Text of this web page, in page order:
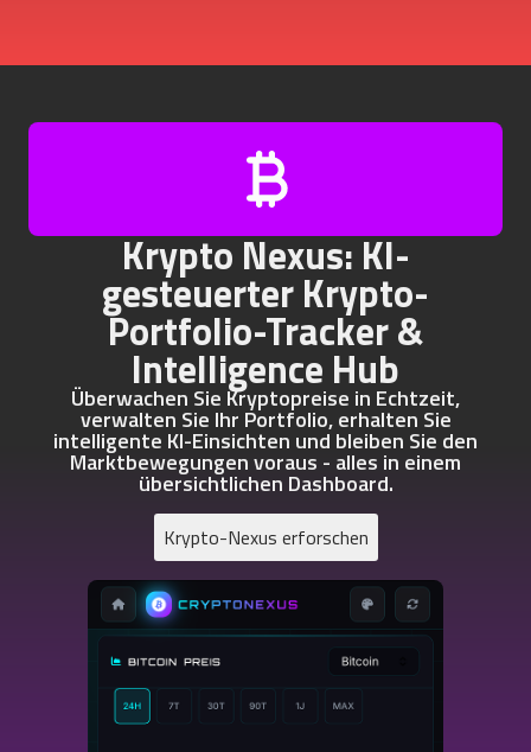
Krypto Nexus: KI-
gesteuerter Krypto-
Portfolio-Tracker &
Intelligence Hub
Überwachen Sie Kryptopreise in Echtzeit,
verwalten Sie Ihr Portfolio, erhalten Sie
intelligente KI-Einsichten und bleiben Sie den
Marktbewegungen voraus - alles in einem
übersichtlichen Dashboard.
Krypto-Nexus erforschen